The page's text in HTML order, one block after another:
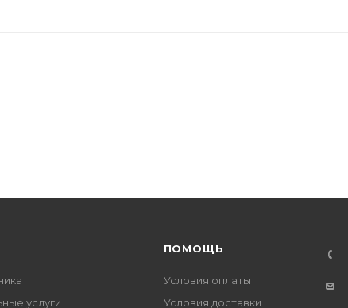
услуги
ПОМОЩЬ
Условия оплаты
Условия доставки